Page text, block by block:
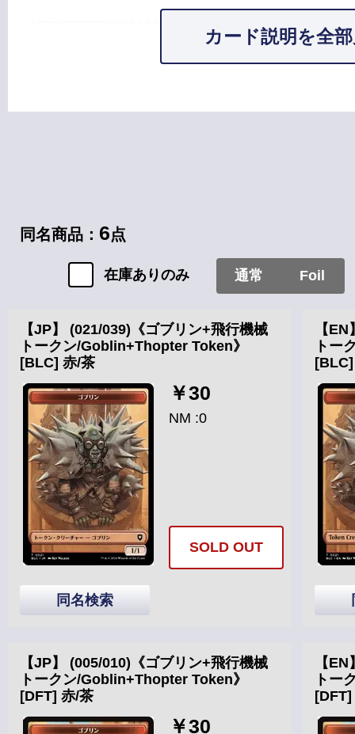
カード説明を全
同名商品： 6点
在庫ありのみ 通常 Foil
【JP】 (021/039)《ゴブリン+飛行機械
トークン/Goblin+Thopter Token》
[BLC] 赤/茶
￥30
NM :0
SOLD OUT
同名検索
【
トー
【JP】 (005/010)《ゴブリン+飛行機械
トークン/Goblin+Thopter Token》
[DFT] 赤/茶
￥30
【
トー